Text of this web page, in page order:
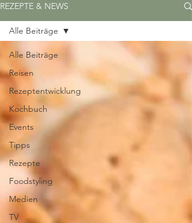
REZEPTE & NEWS
Alle Beiträge
Reisen
Rezeptentwicklung
Kochbuch
Events
Tipps
Rezepte
Foodstyling
Medien
TV
Alle Beiträge